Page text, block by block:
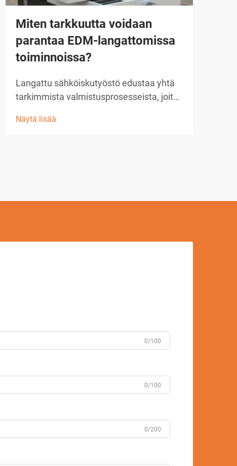
Miten tarkkuutta voidaan
parantaa EDM-langattomissa
toiminnoissa?
Langattu sähköiskutyöstö edustaa yhtä
tarkimmista valmistusprosesseista, joita
toiminnoissa. Kun käyttäjät pyrkivät
Näytä lisää
0/100
0/100
0/200